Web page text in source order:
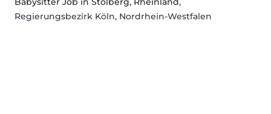
Regierungsbezirk Köln, Nordrhein-Westfalen